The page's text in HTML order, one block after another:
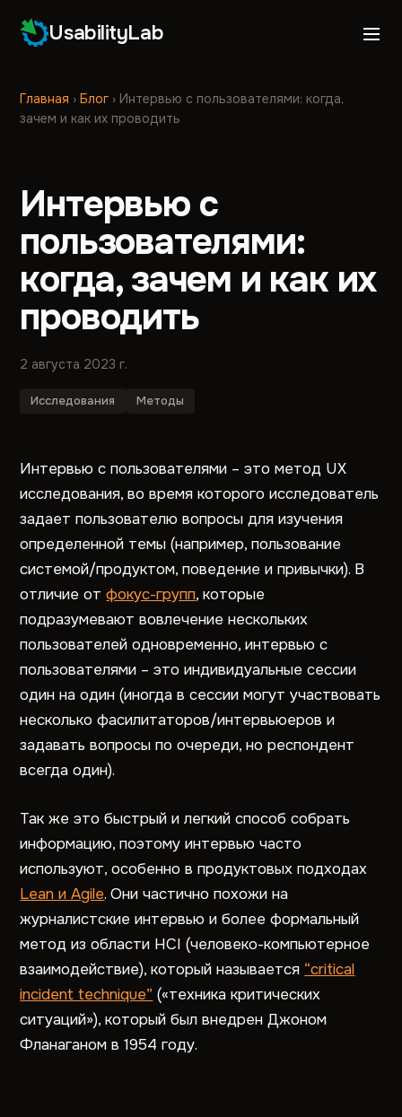
UsabilityLab
Главная ›Блог › Интервью с пользователями: когда,
зачем и как их проводить
Интервью с
пользователями:
когда, зачем и как их
проводить
2 августа 2023 г.
Исследования Методы
Интервью с пользователями – это метод UX
исследования, во время которого исследователь
задает пользователю вопросы для изучения
определенной темы (например, пользование
системой/продуктом, поведение и привычки). В
отличие отфокус-групп, которые
подразумевают вовлечение нескольких
пользователей одновременно, интервью с
пользователями – это индивидуальные сессии
один на один (иногда в сессии могут участвовать
несколько фасилитаторов/интервьюеров и
задавать вопросы по очереди, но респондент
всегда один).
Так же это быстрый и легкий способ собрать
информацию, поэтому интервью часто
используют, особенно в продуктовых подходах
Lean и Agile. Они частично похожи на
журналистские интервью и более формальный
метод из области HCI (человеко-компьютерное
взаимодействие), который называется “critical
incident technique” («техника критических
ситуаций»), который был внедрен Джоном
Фланаганом в 1954 году.